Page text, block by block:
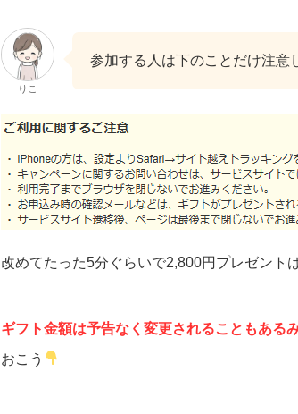
りこ
参加する人は下のことだけ注意
改めてたった5分ぐらいで2,800円プレゼント
ギフト金額は予告なく変更されることもある
おこう